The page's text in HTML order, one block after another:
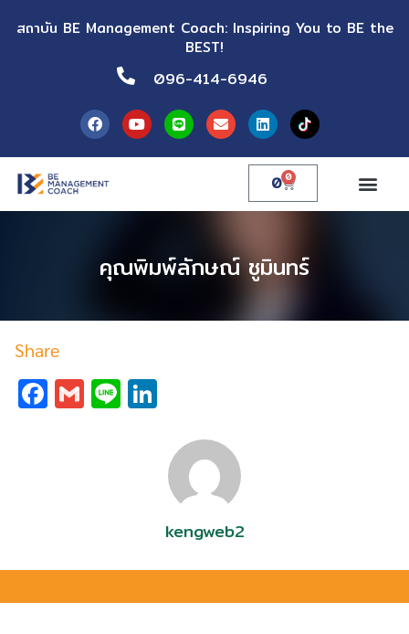
สถาบัน BE Management Coach: Inspiring You to BE the
BEST!
096-414-6946
0 0
คุณพิมพ์ลักษณ์ ชูมินทร์
Share
Facebook
Gmail
Line
kengweb2